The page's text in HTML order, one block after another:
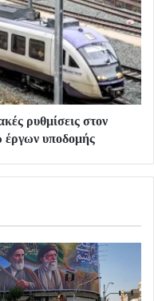
ρυθμίσεις στον
υποδομής